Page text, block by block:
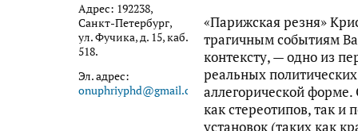
Адрес: 192238,
Санкт-Петербург,
ул. Фучика, д. 15, каб.
518.
Эл. адрес:
onuphriyphd@gmail.com
«Парижская резня»
трагичным событиям
контексту, — одно из
реальных
аллегорической
как стереотипов, так и
установок (таких как